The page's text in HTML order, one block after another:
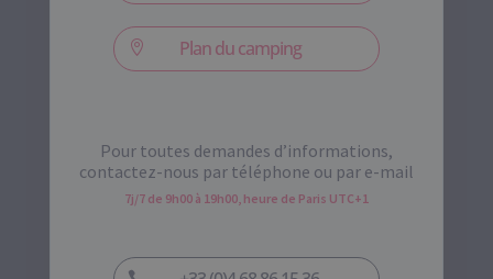
 Plan du camping
Pour toutes demandes d’informations,
contactez-nous par téléphone ou par e-mail
7j/7 de 9h00 à 19h00, heure de Paris UTC+1